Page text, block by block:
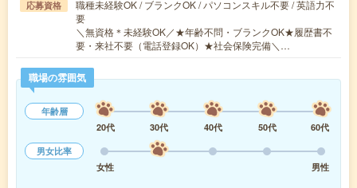
応募資格
職種未経験OK / ブランクOK / パソコンスキル不要 / 英語力不
要
＼無資格＊未経験OK／★年齢不問・ブランクOK★履歴書不
要・来社不要（電話登録OK）★社会保険完備＼…
職場の雰囲気
年齢層
20代
30代 40代 50代
60代
男女比率
女性
男性